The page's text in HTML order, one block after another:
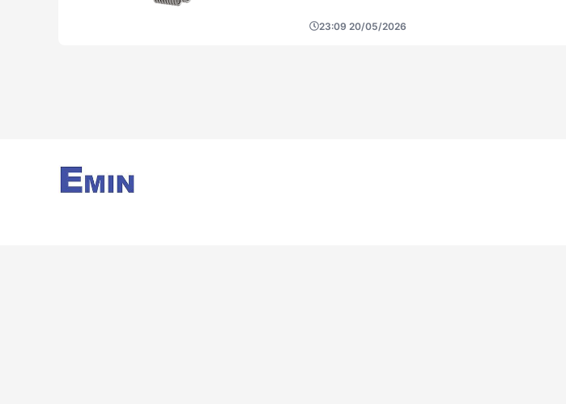
chính xác cao, đáp ứng nhu cầu khắt khe
23:09 20/05/2026